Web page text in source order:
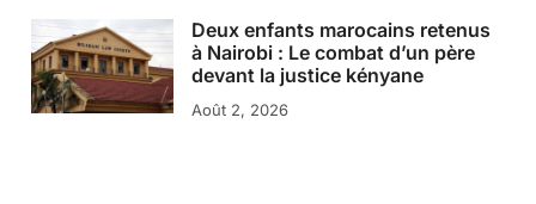
Deux enfants marocains retenus
à Nairobi : Le combat d’un père
devant la justice kényane
Août 2, 2026